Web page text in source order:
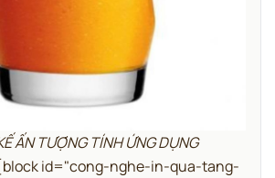
ẤN TƯỢNG TÍNH ỨNG DỤNG
id="cong-nghe-in-qua-tang-